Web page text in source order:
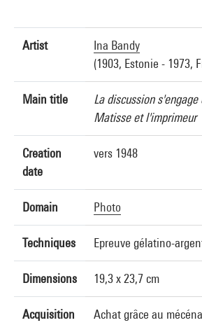
Artist
Ina Bandy
(1903, Estonie - 1973,
Main title
La discussion
Matisse et l'imprimeur
Creation
date
vers 1948
Domain Photo
Techniques Epreuve gélatino-
Dimensions 19,3 x 23,7 cm
Acquisition Achat grâce au